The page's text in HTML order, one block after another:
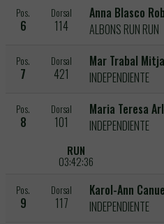
Pos.
6
Dorsal
114
Anna Blasco
ALBONS RUN RUN
Pos.
7
Dorsal
421
Mar Trabal
INDEPENDIENTE
Pos.
8
Dorsal
101
Maria Teresa
INDEPENDIENTE
RUN
03:42:36
Pos.
9
Dorsal
117
Karol-Ann
INDEPENDIENTE